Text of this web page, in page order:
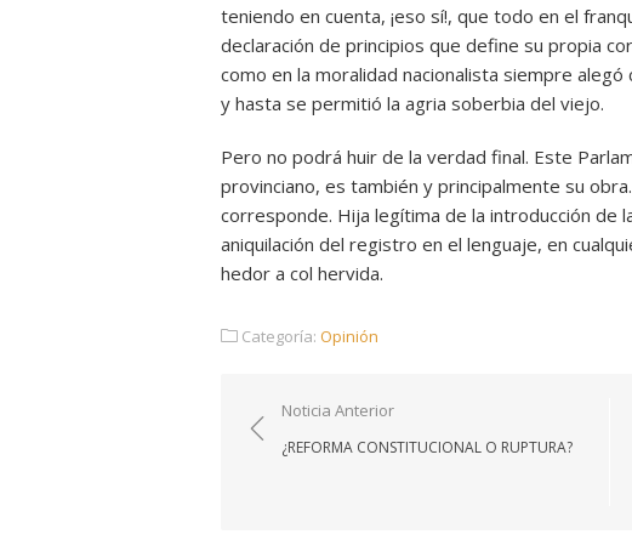
teniendo en cuenta, ¡eso sí!, que todo en el
declaración de principios que define su propia
como en la moralidad nacionalista siempre
y hasta se permitió la agria soberbia del viejo.
Pero no podrá huir de la verdad final. Este
provinciano, es también y principalmente su
corresponde. Hija legítima de la introducción de
aniquilación del registro en el lenguaje, en
hedor a col hervida.
Categoría: Opinión
Navegación
de
Noticia Anterior
¿REFORMA CONSTITUCIONAL O RUPTURA?